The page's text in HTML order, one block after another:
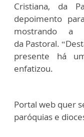
Cristiana, da
depoimento
mostrando a
da Pastoral.
presente há
enfatizou.
Portal web quer
paróquias e